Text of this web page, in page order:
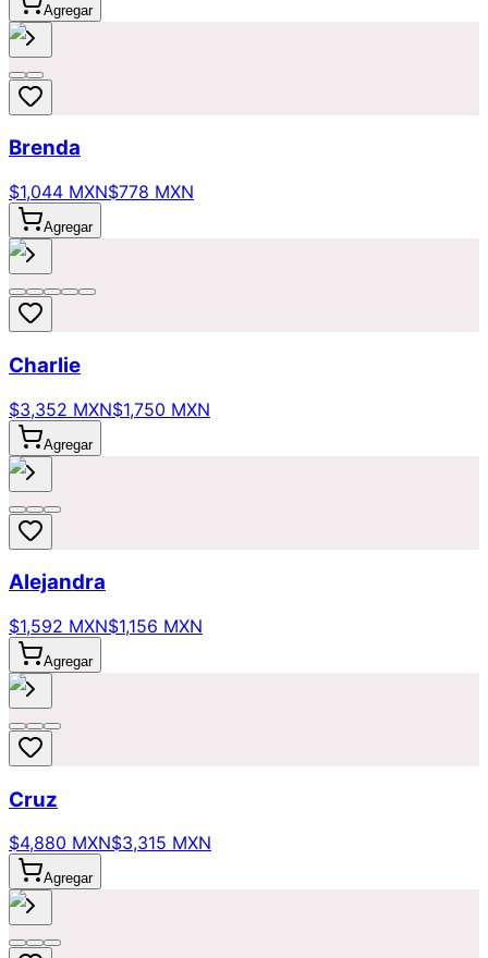
Agregar
Brenda
$1,044 MXN$778 MXN
Agregar
Charlie
$3,352 MXN$1,750 MXN
Agregar
Alejandra
$1,592 MXN$1,156 MXN
Agregar
Cruz
$4,880 MXN$3,315 MXN
Agregar